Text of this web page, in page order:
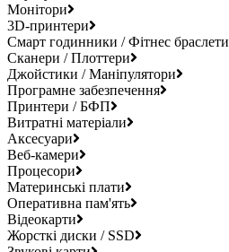
Монітори
3D-принтери
Смарт годинники / Фітнес браслети
Сканери / Плоттери
Джойстики / Маніпулятори
Програмне забезпечення
Принтери / БФП
Витратні матеріали
Аксесуари
Веб-камери
Процесори
Материнські плати
Оперативна пам'ять
Відеокарти
Жорсткі диски / SSD